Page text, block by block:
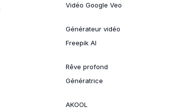
Vidéo Google Veo
Générateur vidéo
Freepik AI
Rêve profond
Génératrice
AKOOL